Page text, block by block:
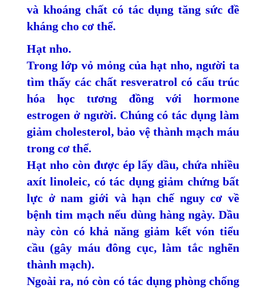
và khoáng chất có tác dụng tăng sức đề
kháng cho cơ thể.
Hạt nho.
Trong lớp vỏ mỏng của hạt nho, người ta
tìm thấy các chất resveratrol có cấu trúc
hóa học tương đồng với hormone
estrogen ở người. Chúng có tác dụng làm
giảm cholesterol, bảo vệ thành mạch máu
trong cơ thể.
Hạt nho còn được ép lấy dầu, chứa nhiều
axít linoleic, có tác dụng giảm chứng bất
lực ở nam giới và hạn chế nguy cơ về
bệnh tim mạch nếu dùng hàng ngày. Dầu
này còn có khả năng giảm kết vón tiểu
cầu (gây máu đông cục, làm tắc nghẽn
thành mạch).
Ngoài ra, nó còn có tác dụng phòng chống